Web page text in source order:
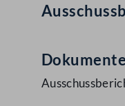
Dokumente